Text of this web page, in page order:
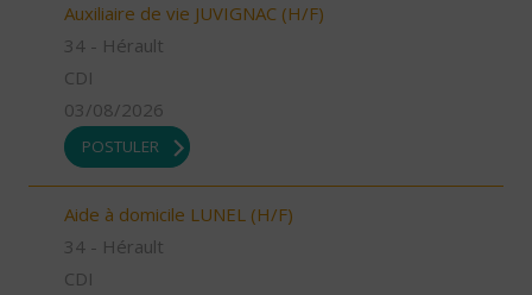
Auxiliaire de vie JUVIGNAC (H/F)
34 - Hérault
CDI
03/08/2026
POSTULER
Aide à domicile LUNEL (H/F)
34 - Hérault
CDI